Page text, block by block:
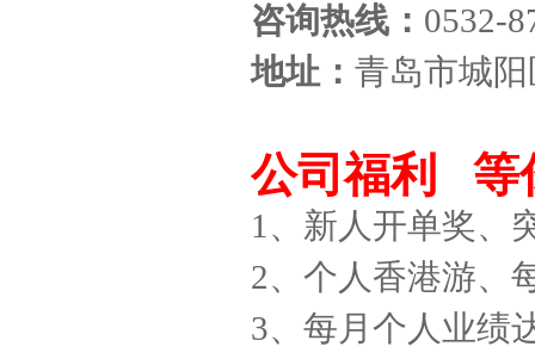
咨询热线：
地址： 青岛市城
公司福利 等
1、新人开单奖、
2、个人香港游、
3、每月个人业绩